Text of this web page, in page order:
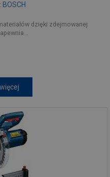
BOSCH
dzięki zdejmowanej